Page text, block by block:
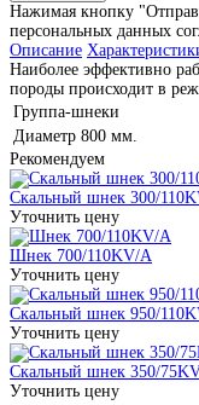
Нажимая кнопку
персональных данных
Описание
Наиболее эффективно
породы происходит в
Группа-шнеки
Диаметр 800 мм.
Рекомендуем
Скальный шнек 300/
Уточнить цену
Шнек 700/110KV/A
Уточнить цену
Скальный шнек 950/
Уточнить цену
Скальный шнек 350/
Уточнить цену